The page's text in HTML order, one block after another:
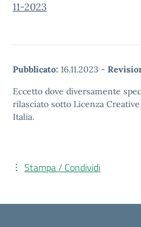
11-2023
Pubblicato: 16.11.2023 -
Eccetto dove diversamente
rilasciato sotto Licenza
Italia.
Stampa / Condividi